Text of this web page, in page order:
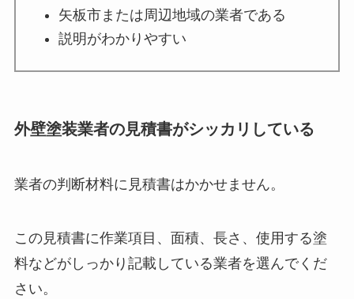
矢板市または周辺地域の業者である
説明がわかりやすい
外壁塗装業者の見積書がシッカリしている
業者の判断材料に見積書はかかせません。
この見積書に作業項目、面積、長さ、使用する塗
料などがしっかり記載している業者を選んでくだ
さい。